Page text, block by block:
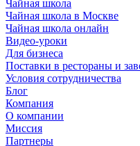
Чайная школа
Чайная школа в Москве
Чайная школа онлайн
Видео-уроки
Для бизнеса
Поставки в рестораны и
Условия сотрудничества
Блог
Компания
О компании
Миссия
Партнеры